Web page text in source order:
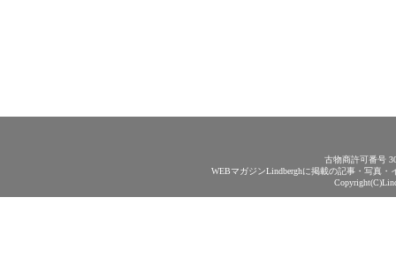
古物商許可番号
WEBマガジンLindberghに掲載の記事・写真